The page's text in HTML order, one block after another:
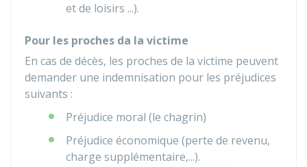
et de loisirs ...).
Pour les proches da la victime
En cas de décès, les proches de la victime peuvent
demander une indemnisation pour les préjudices
suivants :
Préjudice moral (le chagrin)
Préjudice économique (perte de revenu,
charge supplémentaire,...).